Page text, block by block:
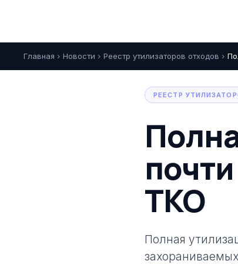
Главная chevron_right Новости chevron_right Реестр утилизаторов отходов chevron_right
РЕЕСТР
ТКО
Полная